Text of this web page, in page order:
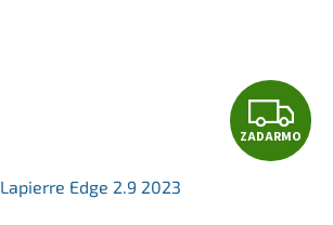
Z
A
ZADARMO
Lapierre Edge 2.9 2023